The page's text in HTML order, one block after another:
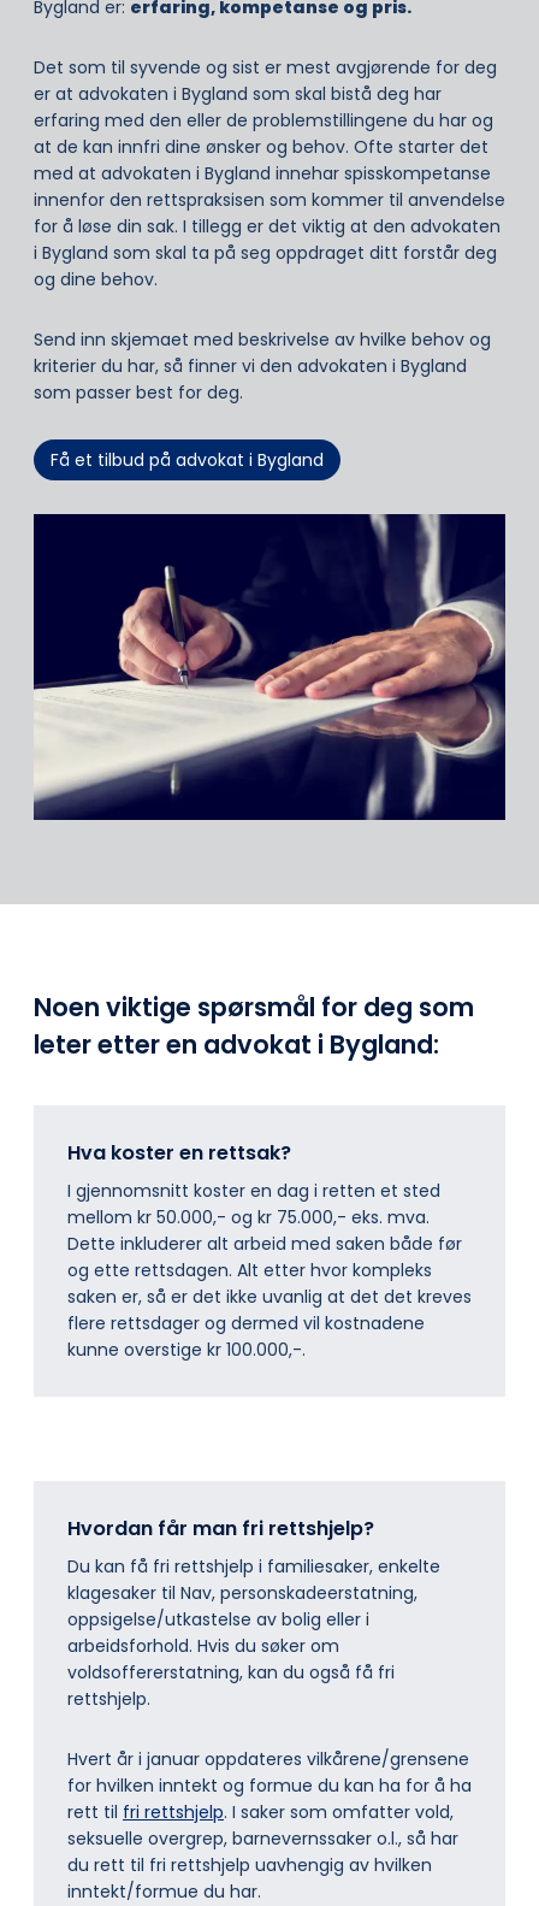
Bygland er: erfaring, kompetanse og pris.
Det som til syvende og sist er mest avgjørende for deg
er at advokaten i Bygland som skal bistå deg har
erfaring med den eller de problemstillingene du har og
at de kan innfri dine ønsker og behov. Ofte starter det
med at advokaten i Bygland innehar spisskompetanse
innenfor den rettspraksisen som kommer til anvendelse
for å løse din sak. I tillegg er det viktig at den advokaten
i Bygland som skal ta på seg oppdraget ditt forstår deg
og dine behov.
Send inn skjemaet med beskrivelse av hvilke behov og
kriterier du har, så finner vi den advokaten i Bygland
som passer best for deg.
Få et tilbud på advokat i Bygland
Noen viktige spørsmål for deg som
leter etter en advokat i Bygland:
Hva koster en rettsak?
I gjennomsnitt koster en dag i retten et sted
mellom kr 50.000,- og kr 75.000,- eks. mva.
Dette inkluderer alt arbeid med saken både før
og ette rettsdagen. Alt etter hvor kompleks
saken er, så er det ikke uvanlig at det det kreves
flere rettsdager og dermed vil kostnadene
kunne overstige kr 100.000,-.
Hvordan får man fri rettshjelp?
Du kan få fri rettshjelp i familiesaker, enkelte
klagesaker til Nav, personskadeerstatning,
oppsigelse/utkastelse av bolig eller i
arbeidsforhold. Hvis du søker om
voldsoffererstatning, kan du også få fri
rettshjelp.
Hvert år i januar oppdateres vilkårene/grensene
for hvilken inntekt og formue du kan ha for å ha
rett til fri rettshjelp. I saker som omfatter vold,
seksuelle overgrep, barnevernssaker o.l., så har
du rett til fri rettshjelp uavhengig av hvilken
inntekt/formue du har.